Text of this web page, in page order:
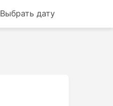
Выбрать дату